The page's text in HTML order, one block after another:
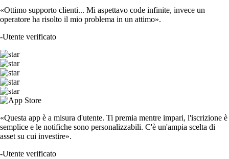
«Ottimo supporto clienti... Mi aspettavo code infinite, invece un
operatore ha risolto il mio problema in un attimo».
-Utente verificato
«Questa app è a misura d'utente. Ti premia mentre impari, l'iscrizione è
semplice e le notifiche sono personalizzabili. C'è un'ampia scelta di
asset su cui investire».
-Utente verificato